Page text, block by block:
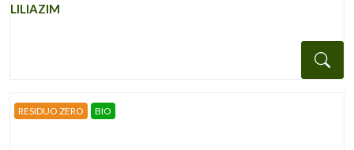
LILIAZIM
RESIDUO ZERO BIO